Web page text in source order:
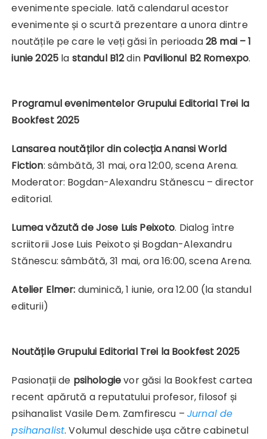
evenimente speciale. Iată calendarul acestor
evenimente și o scurtă prezentare a unora dintre
noutățile pe care le veți găsi în perioada28 mai – 1
iunie 2025 la standul B12din Pavilionul B2 Romexpo.
Programul evenimentelor Grupului Editorial Trei la
Bookfest 2025
Lansarea noutăților din colecția Anansi World
Fiction: sâmbătă, 31 mai, ora 12:00, scena Arena.
Moderator: Bogdan-Alexandru Stănescu – director
editorial.
Lumea văzută de Jose Luis Peixoto. Dialog între
scriitorii Jose Luis Peixoto și Bogdan-Alexandru
Stănescu: sâmbătă, 31 mai, ora 16:00, scena Arena.
Atelier Elmer: duminică, 1 iunie, ora 12.00 (la standul
editurii)
Noutățile Grupului Editorial Trei la Bookfest 2025
Pasionații de psihologievor găsi la Bookfest cartea
recent apărută a reputatului profesor, filosof și
psihanalist Vasile Dem. Zamfirescu –Jurnal de
psihanalist. Volumul deschide ușa către cabinetul